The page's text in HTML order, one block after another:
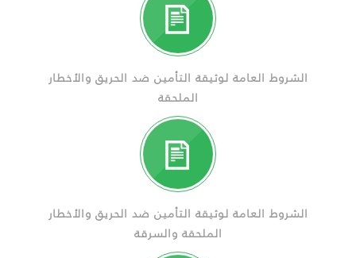
الشروط العامة لوثيقة التأمين ضد الحريق والأخطار
الملحقة
الشروط العامة لوثيقة التأمين ضد الحريق والأخطار
الملحقة والسرقة